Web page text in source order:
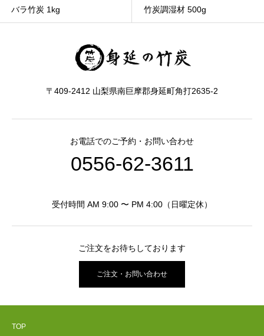
バラ竹炭 1kg 竹炭調湿材 500g
〒409-2412 山梨県南巨摩郡身延町角打2635-2
お電話でのご予約・お問い合わせ
0556-62-3611
受付時間 AM 9:00 〜 PM 4:00（日曜定休）
ご注文をお待ちしております
ご注文・お問い合わせ
TOP